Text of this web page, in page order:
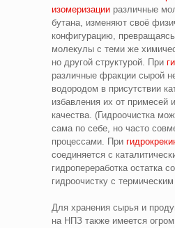
изомеризации различные
бутана, изменяют своё
конфигурацию,
молекулы с теми же
но другой структурой. При
различные фракции сырой
водородом в присутствии
избавления их от примесей
качества. (Гидроочистка
сама по себе, но часто
процессами. При
соединяется с
гидропереработка остатка
гидроочистку с
Для хранения сырья и
на НПЗ также имеется